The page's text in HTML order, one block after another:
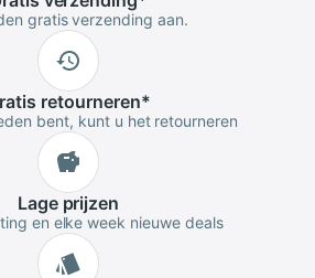
gratis verzending aan.
retourneren*
bent, kunt u het retourneren
Lageprijzen
en elke week nieuwe deals